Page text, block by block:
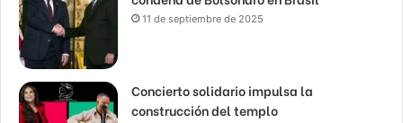
11 de septiembre de 2025
Concierto solidario impulsa la
construcción del templo